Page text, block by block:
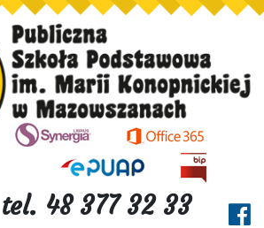
tel. 48 377 32 33